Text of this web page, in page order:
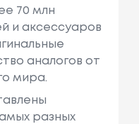
70 млн
и аксессуаров
аналогов от
мира.
разных